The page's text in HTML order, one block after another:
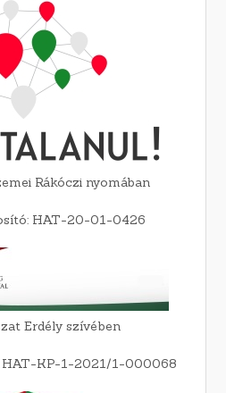
Rákóczi nyomában
HAT-20-01-0426
Erdély szívében
HAT-KP-1-2021/1-000068